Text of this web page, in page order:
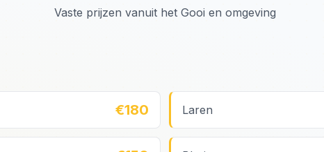
Vaste prijzen vanuit het Gooi en omgeving
€180 Laren